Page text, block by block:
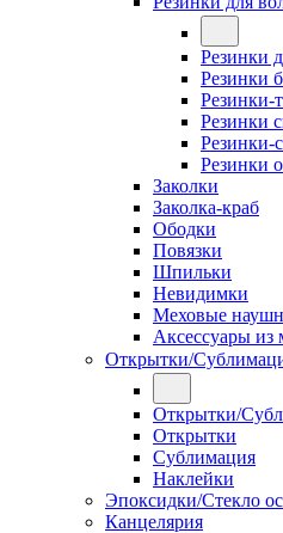
Резинки
Резинки
Резинки-
Резинки
Резинки-
Резинки
Заколки
Заколка-краб
Ободки
Повязки
Шпильки
Невидимки
Меховые
Аксессуары из
Открытки/
Открытки/
Открытки
Сублимация
Наклейки
Эпоксидки/Стекло
Канцелярия